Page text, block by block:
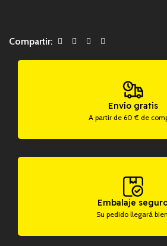
Compartir:
Envío gratis
A partir de 60 € de
Embalaje
Su pedido llegará